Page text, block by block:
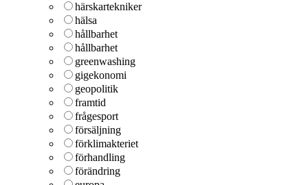
härskartekniker
hälsa
hållbarhet
hållbarhet
greenwashing
gigekonomi
geopolitik
framtid
frågesport
försäljning
förklimakteriet
förhandling
förändring